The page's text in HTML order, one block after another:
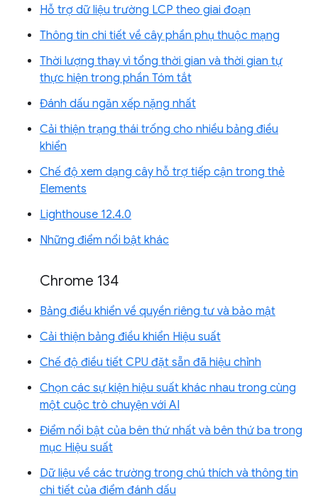
Hỗ trợ dữ liệu trường LCP theo giai đoạn
Thông tin chi tiết về cây phần phụ thuộc mạng
Thời lượng thay vì tổng thời gian và thời gian tự
thực hiện trong phần Tóm tắt
Đánh dấu ngăn xếp nặng nhất
Cải thiện trạng thái trống cho nhiều bảng điều
khiển
Chế độ xem dạng cây hỗ trợ tiếp cận trong thẻ
Elements
Lighthouse 12.4.0
Những điểm nổi bật khác
Chrome 134
Bảng điều khiển về quyền riêng tư và bảo mật
Cải thiện bảng điều khiển Hiệu suất
Chế độ điều tiết CPU đặt sẵn đã hiệu chỉnh
Chọn các sự kiện hiệu suất khác nhau trong cùng
một cuộc trò chuyện với AI
Điểm nổi bật của bên thứ nhất và bên thứ ba trong
mục Hiệu suất
Dữ liệu về các trường trong chú thích và thông tin
chi tiết của điểm đánh dấu